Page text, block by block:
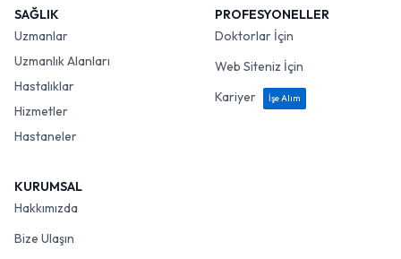
SAĞLIK
Uzmanlar
Uzmanlık Alanları
Hastalıklar
Hizmetler
Hastaneler
PROFESYONELLER
Doktorlar İçin
Web Siteniz İçin
Kariyer
İşe Alım
KURUMSAL
Hakkımızda
Bize Ulaşın